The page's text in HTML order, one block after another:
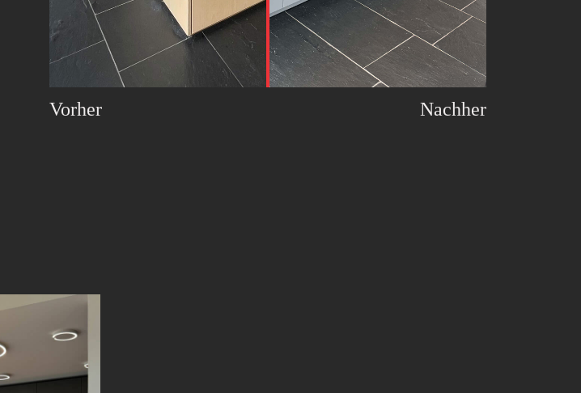
Vorher Nachher